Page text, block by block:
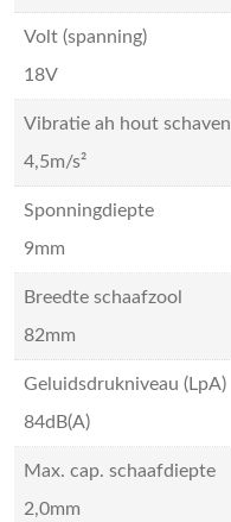
Volt (spanning)
18V
Vibratie ah hout schaven
4,5m/s²
Sponningdiepte
9mm
Breedte schaafzool
82mm
Geluidsdrukniveau (LpA)
84dB(A)
Max. cap. schaafdiepte
2,0mm